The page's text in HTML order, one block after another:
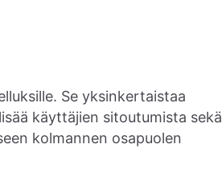
Se yksinkertaistaa
käyttäjien sitoutumista sekä
kolmannen osapuolen